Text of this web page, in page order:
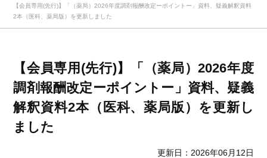
【会員専用(先行)】「（薬局）2026年度調剤報酬改定ーポイントー」資料、疑義解釈資料
2本（医科、薬局版）を更新しました
【会員専用(先行)】「（薬局）2026年度
調剤報酬改定ーポイントー」資料、疑義
解釈資料2本（医科、薬局版）を更新し
ました
更新日：2026年06月12日